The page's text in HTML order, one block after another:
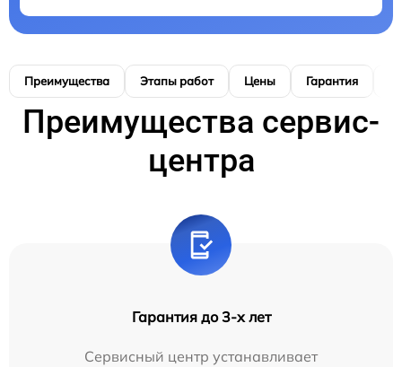
Преимущества Этапы работ Цены Гарантия
Преимущества сервис-
центра
Гарантия до 3-х лет
Сервисный центр устанавливает